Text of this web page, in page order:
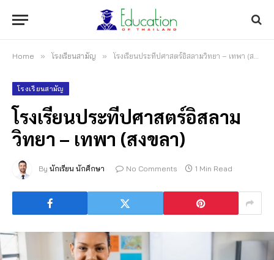
Home » โรงเรียนสามัญ » โรงเรียนประทีปศาสตร์อิสลามวิทยา – เทพา (สงขลา)
โรงเรียนสามัญ
โรงเรียนประทีปศาสตร์อิสลาม
วิทยา – เทพา (สงขลา)
By นักเรียน นักศึกษา No Comments 1 Min Read